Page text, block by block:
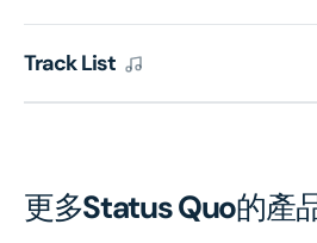
Track List
更多Status Quo的產